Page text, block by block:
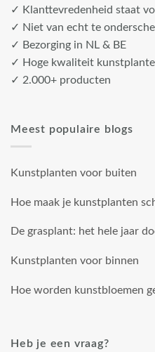
✓ Klanttevredenheid staat
✓ Niet van echt te
✓ Bezorging in NL & BE
✓ Hoge kwaliteit
✓ 2.000+ producten
Meest populaire blogs
Kunstplanten voor buiten
Hoe maak je kunstplanten
De grasplant: het hele jaar
Kunstplanten voor binnen
Hoe worden kunstbloemen
Heb je een vraag?